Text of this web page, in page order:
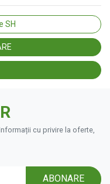
SH
cu privire la oferte,
ABONARE